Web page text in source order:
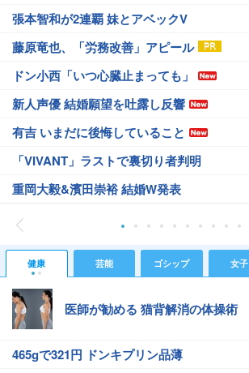
張本智和が2連覇 妹とアベックV
藤原竜也、「労務改善」アピール
ドン小西「いつ心臓止まっても」
新人声優 結婚願望を吐露し反響
有吉 いまだに後悔していること
「VIVANT」ラストで裏切り者判明
重岡大毅&濱田崇裕 結婚W発表
健康 芸能 ゴシップ 女子
医師が勧める 猫背解消の体操術
465gで321円 ドンキプリン品薄